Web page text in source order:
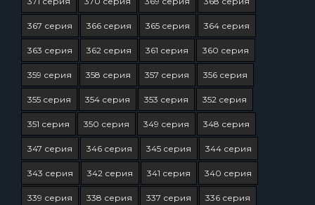
367 серия 366 серия 365 серия 364 серия
363 серия 362 серия 361 серия 360 серия
359 серия 358 серия 357 серия 356 серия
355 серия 354 серия 353 серия 352 серия
351 серия 350 серия 349 серия 348 серия
347 серия 346 серия 345 серия 344 серия
343 серия 342 серия 341 серия 340 серия
339 серия 338 серия 337 серия 336 серия